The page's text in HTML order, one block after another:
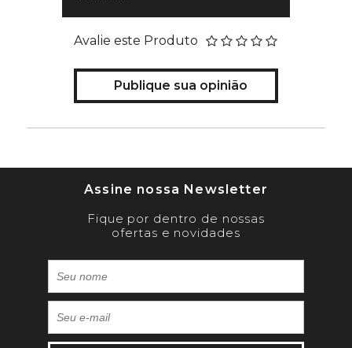
Avalie este Produto
Publique sua opinião
Assine nossa Newsletter
Fique por dentro de nossas
ofertas e novidades